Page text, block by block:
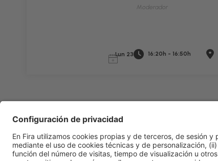
Moderador
Lun 23 16:20h - 16:50h